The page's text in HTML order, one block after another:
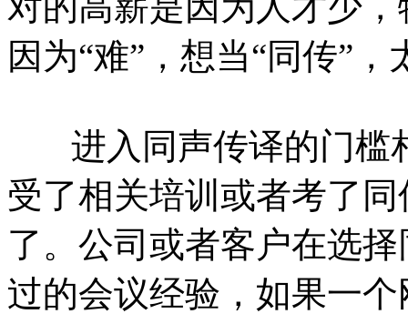
因为“难”，想当“同传”，
进入同声传译的门槛
受了相关培训或者考了
了。公司或者客户在选
过的会议经验，如果一